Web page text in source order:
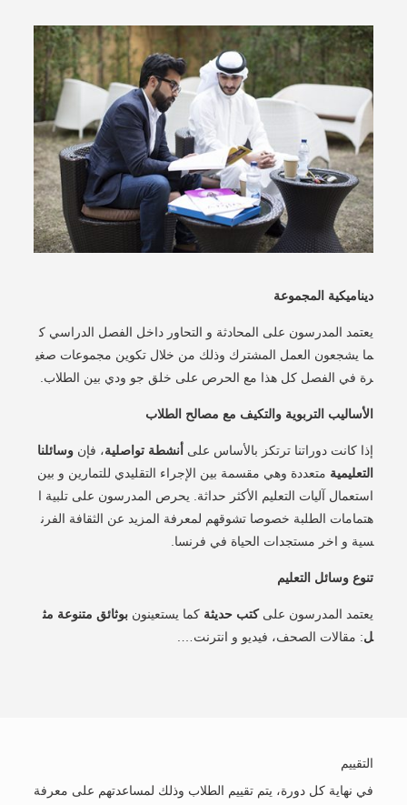
ديناميكية المجموعة
يعتمد المدرسون على المحادثة و التحاور داخل الفصل الدراسي ك
ما يشجعون العمل المشترك وذلك من خلال تكوين مجموعات صغي
رة في الفصل كل هذا مع الحرص على خلق جو ودي بين الطلاب.
الأساليب التربوية والتكيف مع مصالح الطلاب
إذا كانت دوراتنا ترتكز بالأساس على أنشطة تواصلية، فإن وسائلنا
التعليمية متعددة وهي مقسمة بين الإجراء التقليدي للتمارين و بين
استعمال آليات التعليم الأكثر حداثة. يحرص المدرسون على تلبية ا
هتمامات الطلبة خصوصا تشوقهم لمعرفة المزيد عن الثقافة الفرن
سية و اخر مستجدات الحياة في فرنسا.
تنوع وسائل التعليم
يعتمد المدرسون علىكتب حديثة كما يستعينون بوثائق متنوعة مث
ل: مقالات الصحف، فيديو و انترنت….
التقييم
في نهاية كل دورة، يتم تقييم الطلاب وذلك لمساعدتهم على معرفة